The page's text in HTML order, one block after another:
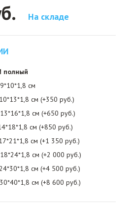
На складе
полный
см
см (+350 руб.)
см (+650 руб.)
см (+850 руб.)
см (+1 350 руб.)
см (+2 000 руб.)
см (+4 500 руб.)
см (+8 600 руб.)